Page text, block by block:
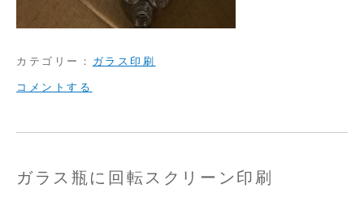
カテゴリー： ガラス印刷
コメントする
ラ
ボ
ガラス瓶に回転スクリーン印刷